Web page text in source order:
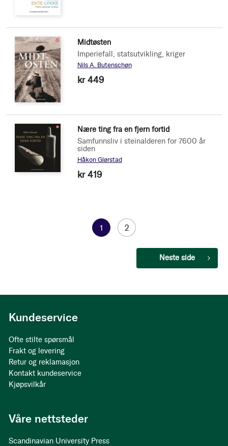
Midtøsten
Imperiefall, statsutvikling, kriger
Nils A. Butenschøn
kr 449
Nære ting fra en fjern fortid
Samfunnsliv i steinalderen for 7600 år
siden
Håkon Glørstad
kr 419
You're
1 Side
2
Side
Neste side
Kundeservice
Ofte stilte spørsmål
Frakt og levering
Retur og reklamasjon
Kontakt kundeservice
Kjøpsvilkår
Våre nettsteder
Scandinavian University Press